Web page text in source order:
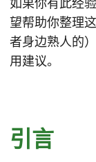
如果你有此经
望帮助你整理
者身边熟人的
用建议。
引言